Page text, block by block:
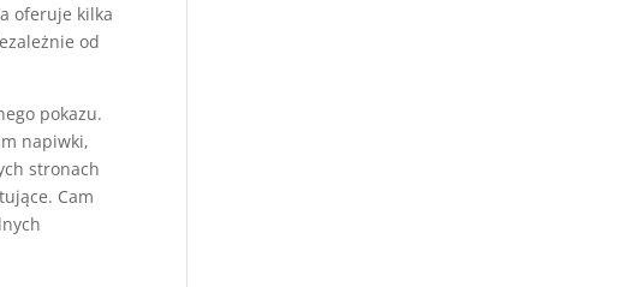
oferuje kilka
od
pokazu.
napiwki,
stronach
Cam